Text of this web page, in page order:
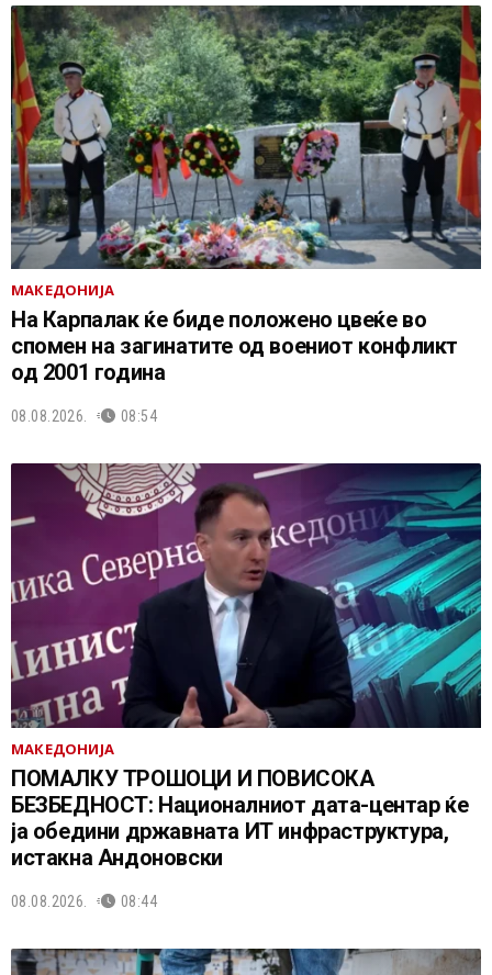
МАКЕДОНИЈА
На Карпалак ќе биде положено цвеќе во
спомен на загинатите од воениот конфликт
од 2001 година
08.08.2026. 08:54
МАКЕДОНИЈА
ПОМАЛКУ ТРОШОЦИ И ПОВИСОКА
БЕЗБЕДНОСТ: Националниот дата-центар ќе
ја обедини државната ИТ инфраструктура,
истакна Андоновски
08.08.2026. 08:44